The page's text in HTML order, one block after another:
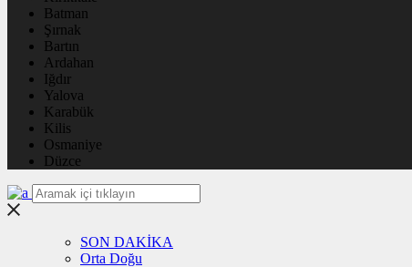
Batman
Şırnak
Bartın
Ardahan
Iğdır
Yalova
Karabük
Kilis
Osmaniye
Düzce
SON DAKİKA
Orta Doğu